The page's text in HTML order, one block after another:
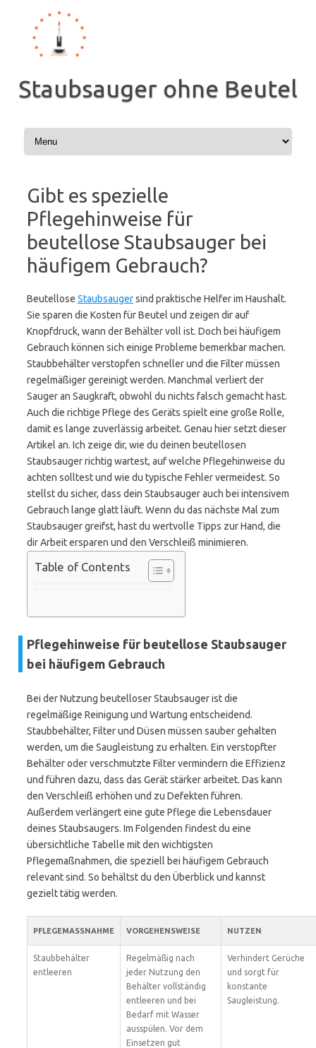
springen
Staubsauger ohne Beutel
Gibt es spezielle
Pflegehinweise für
beutellose Staubsauger bei
häufigem Gebrauch?
Beutellose Staubsaugersind praktische Helfer im Haushalt.
Sie sparen die Kosten für Beutel und zeigen dir auf
Knopfdruck, wann der Behälter voll ist. Doch bei häufigem
Gebrauch können sich einige Probleme bemerkbar machen.
Staubbehälter verstopfen schneller und die Filter müssen
regelmäßiger gereinigt werden. Manchmal verliert der
Sauger an Saugkraft, obwohl du nichts falsch gemacht hast.
Auch die richtige Pflege des Geräts spielt eine große Rolle,
damit es lange zuverlässig arbeitet. Genau hier setzt dieser
Artikel an. Ich zeige dir, wie du deinen beutellosen
Staubsauger richtig wartest, auf welche Pflegehinweise du
achten solltest und wie du typische Fehler vermeidest. So
stellst du sicher, dass dein Staubsauger auch bei intensivem
Gebrauch lange glatt läuft. Wenn du das nächste Mal zum
Staubsauger greifst, hast du wertvolle Tipps zur Hand, die
dir Arbeit ersparen und den Verschleiß minimieren.
Table of Contents
Pflegehinweise für beutellose Staubsauger
bei häufigem Gebrauch
Bei der Nutzung beutelloser Staubsauger ist die
regelmäßige Reinigung und Wartung entscheidend.
Staubbehälter, Filter und Düsen müssen sauber gehalten
werden, um die Saugleistung zu erhalten. Ein verstopfter
Behälter oder verschmutzte Filter vermindern die Effizienz
und führen dazu, dass das Gerät stärker arbeitet. Das kann
den Verschleiß erhöhen und zu Defekten führen.
Außerdem verlängert eine gute Pflege die Lebensdauer
deines Staubsaugers. Im Folgenden findest du eine
übersichtliche Tabelle mit den wichtigsten
Pflegemaßnahmen, die speziell bei häufigem Gebrauch
relevant sind. So behältst du den Überblick und kannst
gezielt tätig werden.
PFLEGEMASSNAHME VORGEHENSWEISE NUTZEN
Staubbehälter
entleeren
Regelmäßig nach
jeder Nutzung den
Behälter vollständig
entleeren und bei
Bedarf mit Wasser
ausspülen. Vor dem
Einsetzen gut
Verhindert Gerüche
und sorgt für
konstante
Saugleistung.